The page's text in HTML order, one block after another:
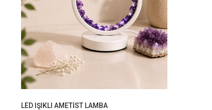
LED IŞIKLI AMETİST LAMBA